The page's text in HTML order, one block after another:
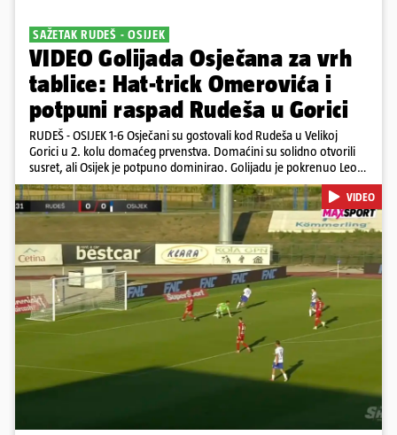
SAŽETAK RUDEŠ - OSIJEK
VIDEO Golijada Osječana za vrh
tablice: Hat-trick Omerovića i
potpuni raspad Rudeša u Gorici
RUDEŠ - OSIJEK 1-6 Osječani su gostovali kod Rudeša u Velikoj
Gorici u 2. kolu domaćeg prvenstva. Domaćini su solidno otvorili
susret, ali Osijek je potpuno dominirao. Golijadu je pokrenuo Leon
u 12. minuti, a povećao je u 24. minuti. Meksikancu su ovo bili prvi
golovi u dresu 'bijelo-plavih' Nail Omerović bio je junak u dresu
gostiju, zabio hat-trick. Mrežu golmana Rudeša tresao je u 41., 44.
minuti i 81. minuti. U dugu listu strijelaca u velikoj Gorici upisao se i
Arnel Jakupović golom u 69. minuti. Utješni gol za smanjenje
zaostatka u dresu Rudeša zabio je Ilečić u 84. minuti. Osijek je s tri
boda na prvom mjestu tablice HNL-a
Pokretanje videa...
VIDEO